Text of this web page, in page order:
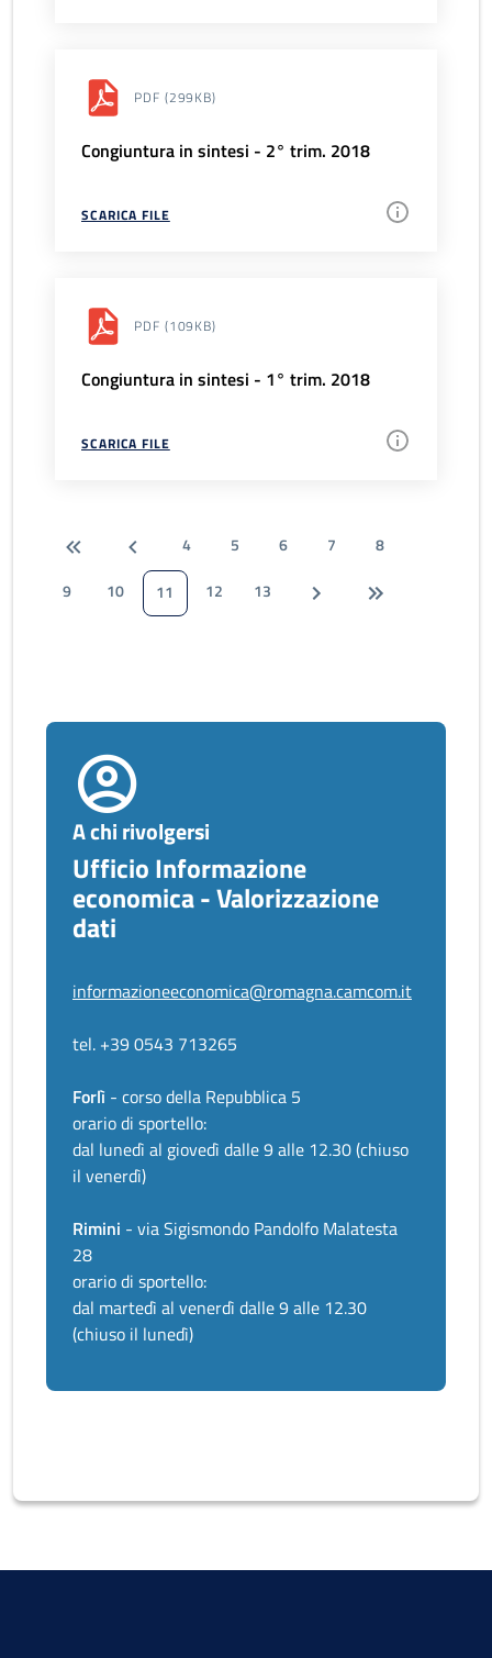
PDF (299KB)
Congiuntura in sintesi - 2° trim. 2018
SCARICA FILE
PDF (109KB)
Congiuntura in sintesi - 1° trim. 2018
SCARICA FILE
4 5 6 7
8
9
10 11 12 13
A chi rivolgersi
Ufficio Informazione
economica - Valorizzazione
dati
informazioneeconomica@romagna.camcom.it
tel. +39 0543 713265
Forlì - corso della Repubblica 5
orario di sportello:
dal lunedì al giovedì dalle 9 alle 12.30 (chiuso
il venerdì)
Rimini - via Sigismondo Pandolfo Malatesta
28
orario di sportello:
dal martedì al venerdì dalle 9 alle 12.30
(chiuso il lunedì)